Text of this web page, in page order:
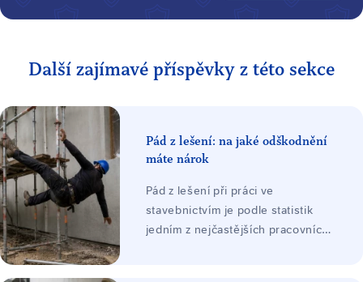
Další zajímavé příspěvky z této sekce
Pád z lešení: na jaké odškodnění
máte nárok
Pád z lešení při práci ve
stavebnictvím je podle statistik
jedním z nejčastějších pracovních